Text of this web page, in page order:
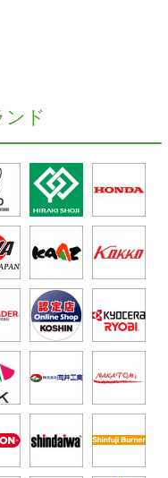
ンド